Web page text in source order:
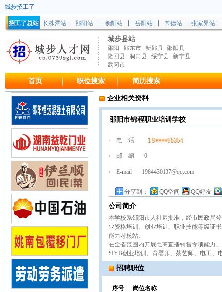
城步招工了
招工了总站 长株潭站 邵阳站 衡阳站 岳阳站 常德站 张家界站
城步县站
邵阳 邵东市 新邵县 邵阳县
隆回县 洞口县 绥宁县
新宁县
武冈市
首页 职位搜索 简历搜索
企业相关资料
邵阳市锦程职业培训学校
电 话
邮 编 0
E-mail 1984430137@qq.com
分享到： QQ空间 QQ好友
公司简介
本学校系邵阳市人社局批准，经市民政局
业资格培训、创业培训、职业技能等级证
能力考核站。
在全省范围内开展电商直播销售专项能力
SIYB创业培训、育婴师、茶艺师、电工、
招聘职位
序号
岗位名称